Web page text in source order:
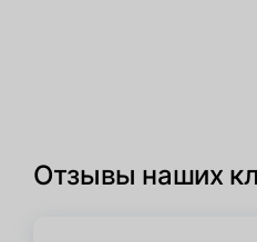
Отзывы наших